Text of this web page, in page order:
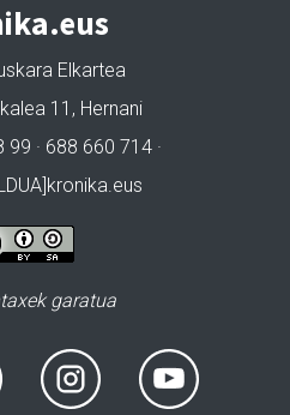
Elkartea
11, Hernani
99 · 688 660 714 ·
garatua